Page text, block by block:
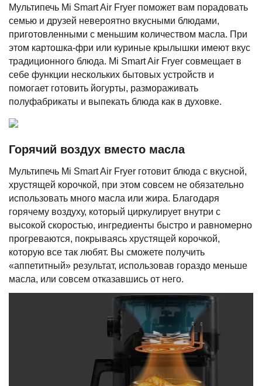
Мультипечь Mi Smart Air Fryer поможет вам порадовать
семью и друзей невероятно вкусными блюдами,
приготовленными с меньшим количеством масла. При
этом картошка-фри или куриные крылышки имеют вкус
традиционного блюда. Mi Smart Air Fryer совмещает в
себе функции нескольких бытовых устройств и
помогает готовить йогурты, размораживать
полуфабрикаты и выпекать блюда как в духовке.
Горячий воздух вместо масла
Мультипечь Mi Smart Air Fryer готовит блюда с вкусной,
хрустящей корочкой, при этом совсем не обязательно
использовать много масла или жира. Благодаря
горячему воздуху, который циркулирует внутри с
высокой скоростью, ингредиенты быстро и равномерно
прогреваются, покрываясь хрустящей корочкой,
которую все так любят. Вы сможете получить
«аппетитный» результат, использовав гораздо меньше
масла, или совсем отказавшись от него.